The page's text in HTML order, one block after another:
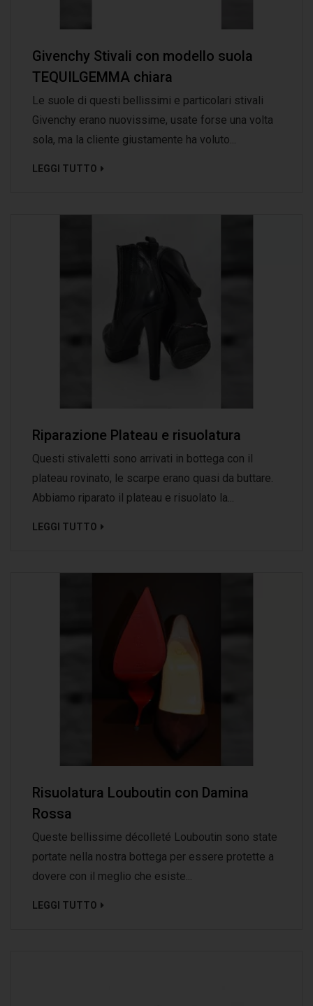
Givenchy Stivali con modello suola
TEQUILGEMMA chiara
Le suole di questi bellissimi e particolari stivali
Givenchy erano nuovissime, usate forse una volta
sola, ma la cliente giustamente ha voluto...
LEGGI TUTTO
Riparazione Plateau e risuolatura
Questi stivaletti sono arrivati in bottega con il
plateau rovinato, le scarpe erano quasi da buttare.
Abbiamo riparato il plateau e risuolato la...
LEGGI TUTTO
Risuolatura Louboutin con Damina
Rossa
Queste bellissime décolleté Louboutin sono state
portate nella nostra bottega per essere protette a
dovere con il meglio che esiste...
LEGGI TUTTO